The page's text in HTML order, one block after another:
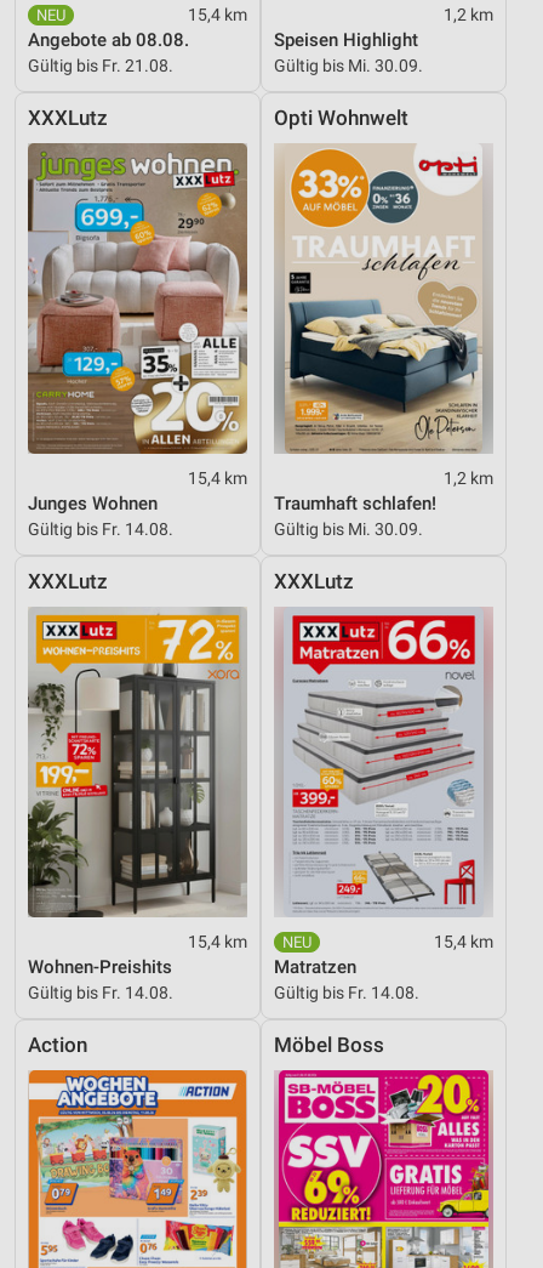
15,4 km
Angebote ab 08.08.
Gültig bis Fr. 21.08.
1,2 km
Speisen Highlight
Gültig bis Mi. 30.09.
XXXLutz
15,4 km
Junges Wohnen
Gültig bis Fr. 14.08.
Opti Wohnwelt
1,2 km
Traumhaft schlafen!
Gültig bis Mi. 30.09.
XXXLutz
15,4 km
Wohnen-Preishits
Gültig bis Fr. 14.08.
XXXLutz
15,4 km
Matratzen
Gültig bis Fr. 14.08.
Action Möbel Boss